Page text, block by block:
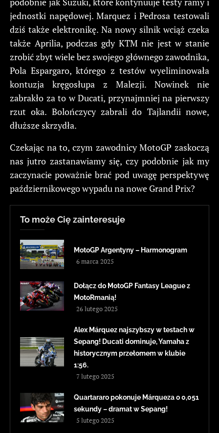
jednostki napędowej. Marquez i Pedrosa testowali
dziś także elektronikę. Na nowy silnik wciąż czeka
także Aprilia, podczas gdy KTM nie jest w stanie
zrobić zbyt wiele bez swojego głównego zawodnika,
Pola Espargaro, którego z testów wyeliminowała
kontuzja kręgosłupa z Malezji. Nowinek nie
zabrakło za to w Ducati, przynajmniej na pierwszy
rzut oka. Bolończycy zabrali do Tajlandii nowe,
dłuższe skrzydła.
Czekając na to, czym zawodnicy MotoGP zaskoczą
nas jutro zastanawiamy się, czy podobnie jak my
zaczynacie poważnie brać pod uwagę perspektywę
październikowego wypadu na nowe Grand Prix?
To może Cię zainteresuje
MotoGP Argentyny – Harmonogram
6 marca 2025
Dołącz do MotoGP Fantasy League z
MotoRmanią!
26 lutego 2025
Alex Márquez najszybszy w testach w
Sepang! Ducati dominuje, Yamaha z
historycznym przełomem w klubie
1:56.
7 lutego 2025
Quartararo pokonuje Márqueza o 0,051
sekundy – dramat w Sepang!
5 lutego 2025